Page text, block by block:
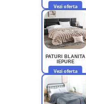
Vezi oferta
PATURI BLANITA
IEPURE
Vezi oferta